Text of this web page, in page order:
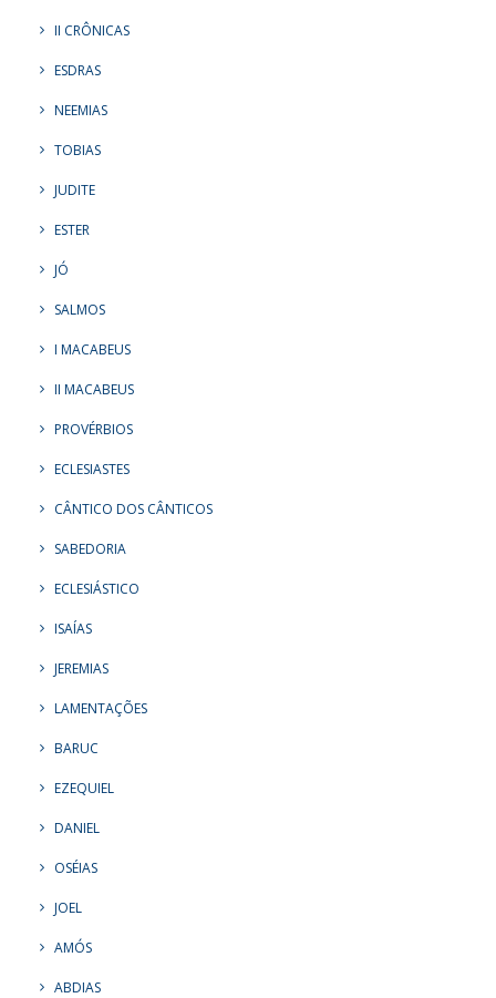
II CRÔNICAS
ESDRAS
NEEMIAS
TOBIAS
JUDITE
ESTER
JÓ
SALMOS
I MACABEUS
II MACABEUS
PROVÉRBIOS
ECLESIASTES
CÂNTICO DOS CÂNTICOS
SABEDORIA
ECLESIÁSTICO
ISAÍAS
JEREMIAS
LAMENTAÇÕES
BARUC
EZEQUIEL
DANIEL
OSÉIAS
JOEL
AMÓS
ABDIAS